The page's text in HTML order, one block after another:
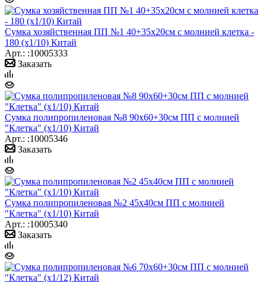
Сумка хозяйственная ПП №1 40+35х20см с молнией клетка -
180 (х1/10) Китай
Арт.: :10005333
Заказать
Сумка полипропиленовая №8 90х60+30см ПП с молнией
"Клетка" (х1/10) Китай
Арт.: :10005346
Заказать
Сумка полипропиленовая №2 45х40см ПП с молнией
"Клетка" (х1/10) Китай
Арт.: :10005340
Заказать